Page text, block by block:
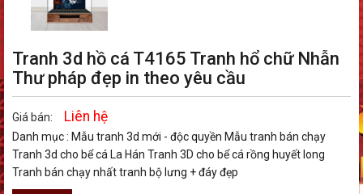
Tranh 3d hồ cá T4165 Tranh hổ chữ Nhẫn
Thư pháp đẹp in theo yêu cầu
Giá bán: Liên hệ
Danh mục : Mẫu tranh 3d mới - độc quyền Mẫu tranh bán chạy
Tranh 3d cho bể cá La Hán Tranh 3D cho bể cá rồng huyết long
Tranh bán chạy nhấttranh bộ lưng + đáy đẹp